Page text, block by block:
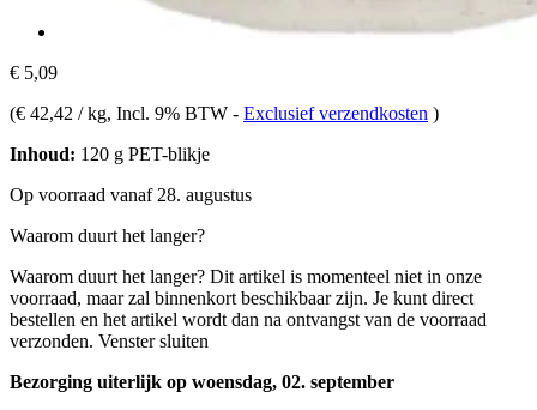
€ 5,09
(€ 42,42 / kg, Incl. 9% BTW - Exclusief verzendkosten )
Inhoud: 120 g PET-blikje
Op voorraad vanaf 28. augustus
Waarom duurt het langer?
Waarom duurt het langer? Dit artikel is momenteel niet in onze
voorraad, maar zal binnenkort beschikbaar zijn. Je kunt direct
bestellen en het artikel wordt dan na ontvangst van de voorraad
verzonden. Venster sluiten
Bezorging uiterlijk op woensdag, 02. september